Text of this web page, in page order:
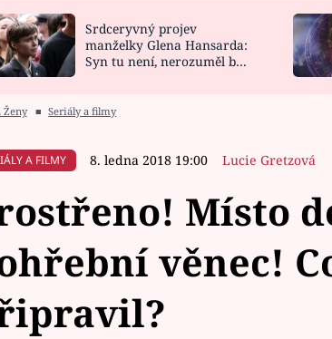
CELEBRITY
VAŘENÍ
Srdceryvný projev
manželky Glena Hansarda:
Syn tu není, nerozuměl by
Ženy ■ Seriály a filmy
A FILMY 8. ledna 2018 19:00 Lucie Gretzová
Místo
věnec!